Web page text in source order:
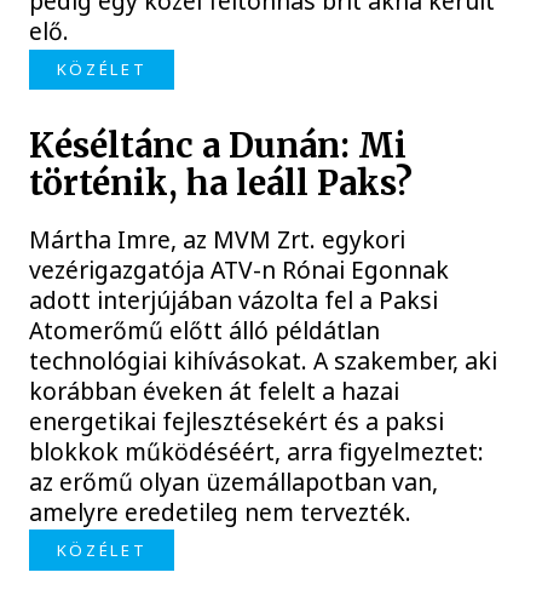
elő.
KÖZÉLET
Késéltánc a Dunán: Mi
történik, ha leáll Paks?
Mártha Imre, az MVM Zrt. egykori
vezérigazgatója ATV-n Rónai Egonnak
adott interjújában vázolta fel a Paksi
Atomerőmű előtt álló példátlan
technológiai kihívásokat. A szakember, aki
korábban éveken át felelt a hazai
energetikai fejlesztésekért és a paksi
blokkok működéséért, arra figyelmeztet:
az erőmű olyan üzemállapotban van,
amelyre eredetileg nem tervezték.
KÖZÉLET